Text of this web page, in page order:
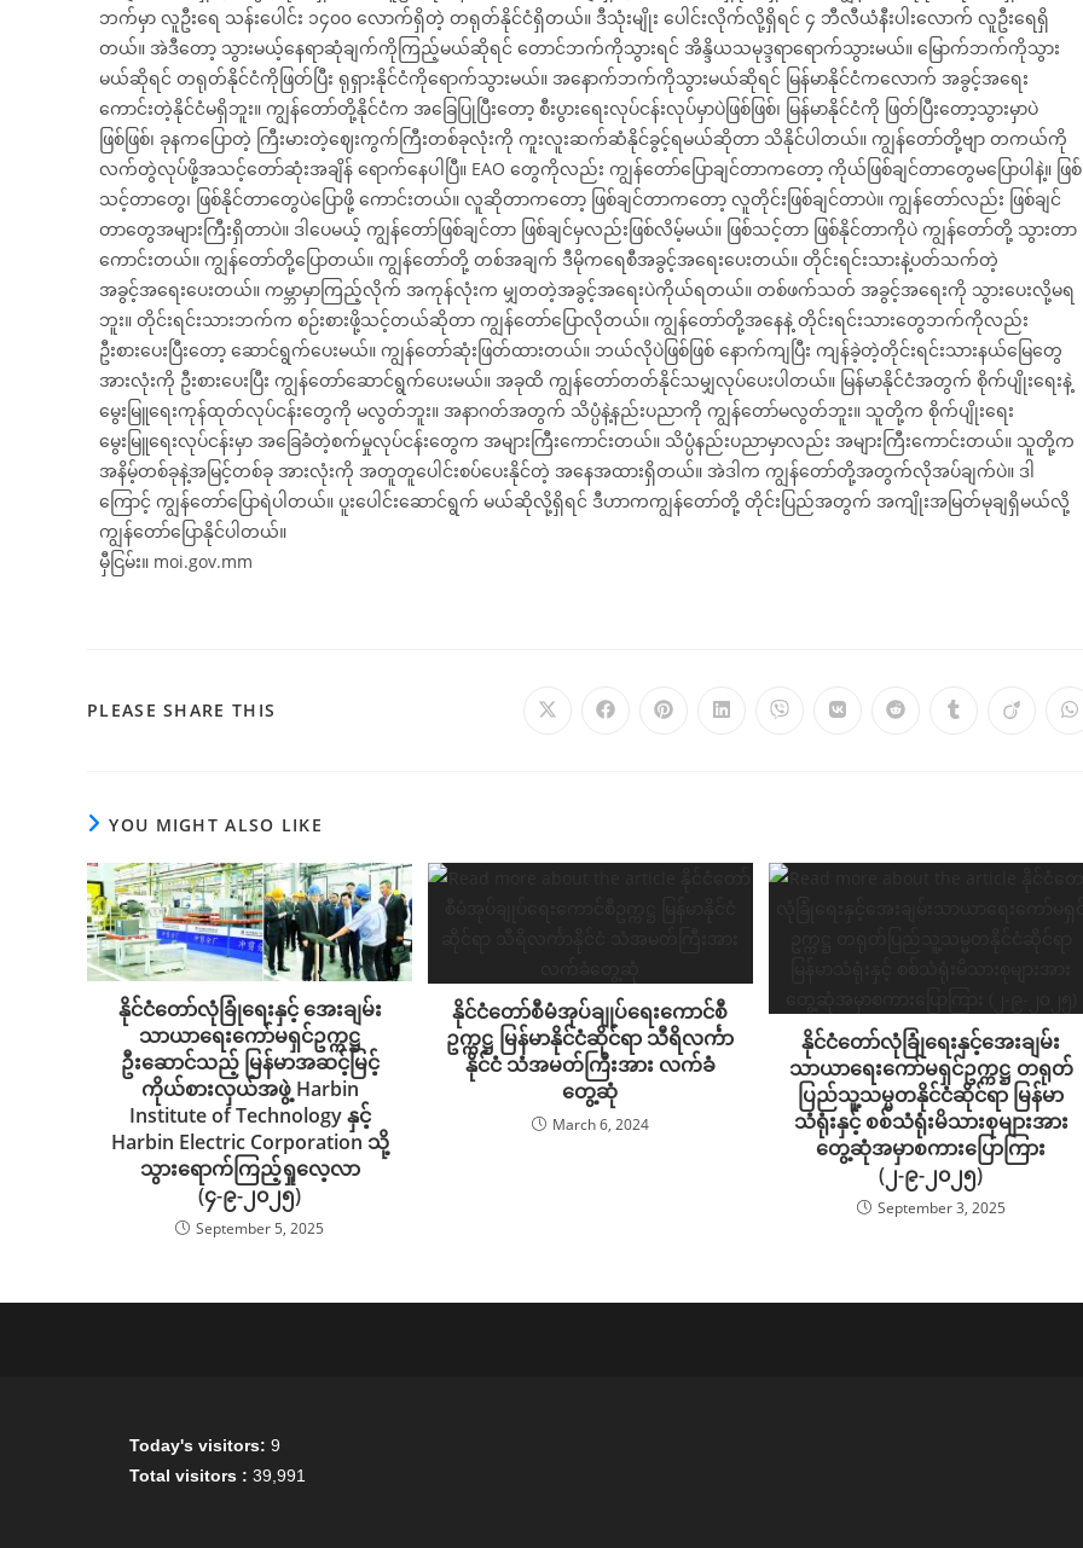
ဘက်မှာ လူဦးရေ သန်းပေါင်း ၁၄၀၀ လောက်ရှိတဲ့ တရုတ်နိုင်ငံရှိတယ်။ ဒီသုံးမျိုး ပေါင်းလိုက်လို့ရှိရင် ၄ ဘီလီယံနီးပါးလောက် လူဦးရေရှိ
တယ်။ အဲဒီတော့ သွားမယ့်နေရာဆုံချက်ကိုကြည့်မယ်ဆိုရင် တောင်ဘက်ကိုသွားရင် အိန္ဒိယသမုဒ္ဒရာရောက်သွားမယ်။ မြောက်ဘက်ကိုသွား
မယ်ဆိုရင် တရုတ်နိုင်ငံကိုဖြတ်ပြီး ရုရှားနိုင်ငံကိုရောက်သွားမယ်။ အနောက်ဘက်ကိုသွားမယ်ဆိုရင် မြန်မာနိုင်ငံကလောက် အခွင့်အရေး
ကောင်းတဲ့နိုင်ငံမရှိဘူး။ ကျွန်တော်တို့နိုင်ငံက အခြေပြုပြီးတော့ စီးပွားရေးလုပ်ငန်းလုပ်မှာပဲဖြစ်ဖြစ်၊ မြန်မာနိုင်ငံကို ဖြတ်ပြီးတော့သွားမှာပဲ
ဖြစ်ဖြစ်၊ ခုနကပြောတဲ့ ကြီးမားတဲ့ဈေးကွက်ကြီးတစ်ခုလုံးကို ကူးလူးဆက်ဆံနိုင်ခွင့်ရမယ်ဆိုတာ သိနိုင်ပါတယ်။ ကျွန်တော်တို့ဗျာ တကယ်ကို
လက်တွဲလုပ်ဖို့အသင့်တော်ဆုံးအချိန် ရောက်နေပါပြီ။ EAO တွေကိုလည်း ကျွန်တော်ပြောချင်တာကတော့ ကိုယ်ဖြစ်ချင်တာတွေမပြောပါနဲ့။ ဖြစ်
သင့်တာတွေ၊ ဖြစ်နိုင်တာတွေပဲပြောဖို့ ကောင်းတယ်။ လူဆိုတာကတော့ ဖြစ်ချင်တာကတော့ လူတိုင်းဖြစ်ချင်တာပဲ။ ကျွန်တော်လည်း ဖြစ်ချင်
တာတွေအများကြီးရှိတာပဲ။ ဒါပေမယ့် ကျွန်တော်ဖြစ်ချင်တာ ဖြစ်ချင်မှလည်းဖြစ်လိမ့်မယ်။ ဖြစ်သင့်တာ ဖြစ်နိုင်တာကိုပဲ ကျွန်တော်တို့ သွားတာ
ကောင်းတယ်။ ကျွန်တော်တို့ပြောတယ်။ ကျွန်တော်တို့ တစ်အချက် ဒီမိုကရေစီအခွင့်အရေးပေးတယ်။ တိုင်းရင်းသားနဲ့ပတ်သက်တဲ့
အခွင့်အရေးပေးတယ်။ ကမ္ဘာမှာကြည့်လိုက် အကုန်လုံးက မျှတတဲ့အခွင့်အရေးပဲကိုယ်ရတယ်။ တစ်ဖက်သတ် အခွင့်အရေးကို သွားပေးလို့မရ
ဘူး။ တိုင်းရင်းသားဘက်က စဉ်းစားဖို့သင့်တယ်ဆိုတာ ကျွန်တော်ပြောလိုတယ်။ ကျွန်တော်တို့အနေနဲ့ တိုင်းရင်းသားတွေဘက်ကိုလည်း
ဦးစားပေးပြီးတော့ ဆောင်ရွက်ပေးမယ်။ ကျွန်တော်ဆုံးဖြတ်ထားတယ်။ ဘယ်လိုပဲဖြစ်ဖြစ် နောက်ကျပြီး ကျန်ခဲ့တဲ့တိုင်းရင်းသားနယ်မြေတွေ
အားလုံးကို ဦးစားပေးပြီး ကျွန်တော်ဆောင်ရွက်ပေးမယ်။ အခုထိ ကျွန်တော်တတ်နိုင်သမျှလုပ်ပေးပါတယ်။ မြန်မာနိုင်ငံအတွက် စိုက်ပျိုးရေးနဲ့
မွေးမြူရေးကုန်ထုတ်လုပ်ငန်းတွေကို မလွတ်ဘူး။ အနာဂတ်အတွက် သိပ္ပံနဲ့နည်းပညာကို ကျွန်တော်မလွတ်ဘူး။ သူတို့က စိုက်ပျိုးရေး
မွေးမြူရေးလုပ်ငန်းမှာ အခြေခံတဲ့စက်မှုလုပ်ငန်းတွေက အများကြီးကောင်းတယ်။ သိပ္ပံနည်းပညာမှာလည်း အများကြီးကောင်းတယ်။ သူတို့က
အနိမ့်တစ်ခုနဲ့အမြင့်တစ်ခု အားလုံးကို အတူတူပေါင်းစပ်ပေးနိုင်တဲ့ အနေအထားရှိတယ်။ အဲဒါက ကျွန်တော်တို့အတွက်လိုအပ်ချက်ပဲ။ ဒါ
ကြောင့် ကျွန်တော်ပြောရဲပါတယ်။ ပူးပေါင်းဆောင်ရွက် မယ်ဆိုလို့ရှိရင် ဒီဟာကကျွန်တော်တို့ တိုင်းပြည်အတွက် အကျိုးအမြတ်မုချရှိမယ်လို့
ကျွန်တော်ပြောနိုင်ပါတယ်။
မှီငြမ်း။ moi.gov.mm
PLEASE SHARE THIS
YOU MIGHT ALSO LIKE
နိုင်ငံတော်လုံခြုံရေးနှင့် အေးချမ်း
သာယာရေးကော်မရှင်ဥက္ကဋ္ဌ
ဦးဆောင်သည့် မြန်မာအဆင့်မြင့်
ကိုယ်စားလှယ်အဖွဲ့ Harbin
Institute of Technology နှင့်
Harbin Electric Corporation သို့
သွားရောက်ကြည့်ရှုလေ့လာ
(၄-၉-၂၀၂၅)
September 5, 2025
နိုင်ငံတော်စီမံအုပ်ချုပ်ရေးကောင်စီ
ဥက္ကဋ္ဌ မြန်မာနိုင်ငံဆိုင်ရာ သီရိလင်္ကာ
နိုင်ငံ သံအမတ်ကြီးအား လက်ခံ
တွေ့ဆုံ
March 6, 2024
နိုင်ငံတော်လုံခြုံရေးနှင့်အေးချမ်း
သာယာရေးကော်မရှင်ဥက္ကဋ္ဌ တရုတ်
ပြည်သူ့သမ္မတနိုင်ငံဆိုင်ရာ မြန်မာ
သံရုံးနှင့် စစ်သံရုံးမိသားစုများအား
တွေ့ဆုံအမှာစကားပြောကြား
(၂-၉-၂၀၂၅)
September 3, 2025
Today's visitors: 9
Total visitors : 39,991